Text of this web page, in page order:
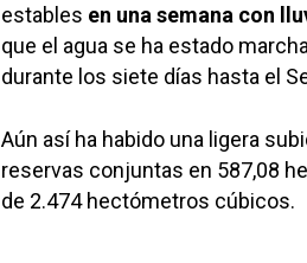
estables en una semana con
que el agua se ha estado
durante los siete días hasta el
Aún así ha habido una ligera
reservas conjuntas en 587,08
de 2.474 hectómetros cúbicos.